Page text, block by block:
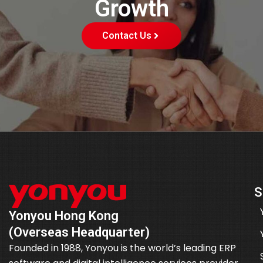
Growth
Contact Us
Yonyou Hong Kong
(Overseas Headquarter)
Founded in 1988, Yonyou is the world’s leading ERP